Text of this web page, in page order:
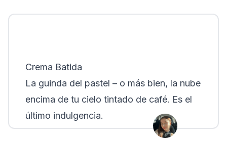
Crema Batida
La guinda del pastel – o más bien, la nube
encima de tu cielo tintado de café. Es el
último indulgencia.